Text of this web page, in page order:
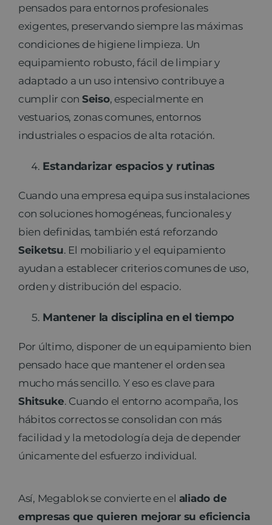
pensados para entornos profesionales
exigentes, preservando siempre las máximas
condiciones de higiene limpieza. Un
equipamiento robusto, fácil de limpiar y
adaptado a un uso intensivo contribuye a
cumplir con Seiso, especialmente en
vestuarios, zonas comunes, entornos
industriales o espacios de alta rotación.
Estandarizar espacios y rutinas
Cuando una empresa equipa sus instalaciones
con soluciones homogéneas, funcionales y
bien definidas, también está reforzando
Seiketsu. El mobiliario y el equipamiento
ayudan a establecer criterios comunes de uso,
orden y distribución del espacio.
Mantener la disciplina en el tiempo
Por último, disponer de un equipamiento bien
pensado hace que mantener el orden sea
mucho más sencillo. Y eso es clave para
Shitsuke. Cuando el entorno acompaña, los
hábitos correctos se consolidan con más
facilidad y la metodología deja de depender
únicamente del esfuerzo individual.
Así, Megablok se convierte en el aliado de
empresas que quieren mejorar su eficiencia